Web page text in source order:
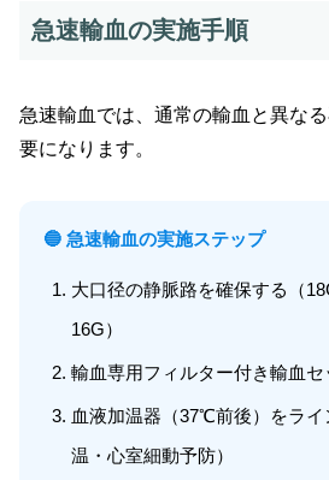
急速輸血の実施手順
急速輸血では、通常の輸血と異な
要になります。
🔵 急速輸血の実施ステップ
大口径の静脈路を確保する（
16G）
輸血専用フィルター付き輸血セ
血液加温器（37℃前後）をラ
温・心室細動予防）